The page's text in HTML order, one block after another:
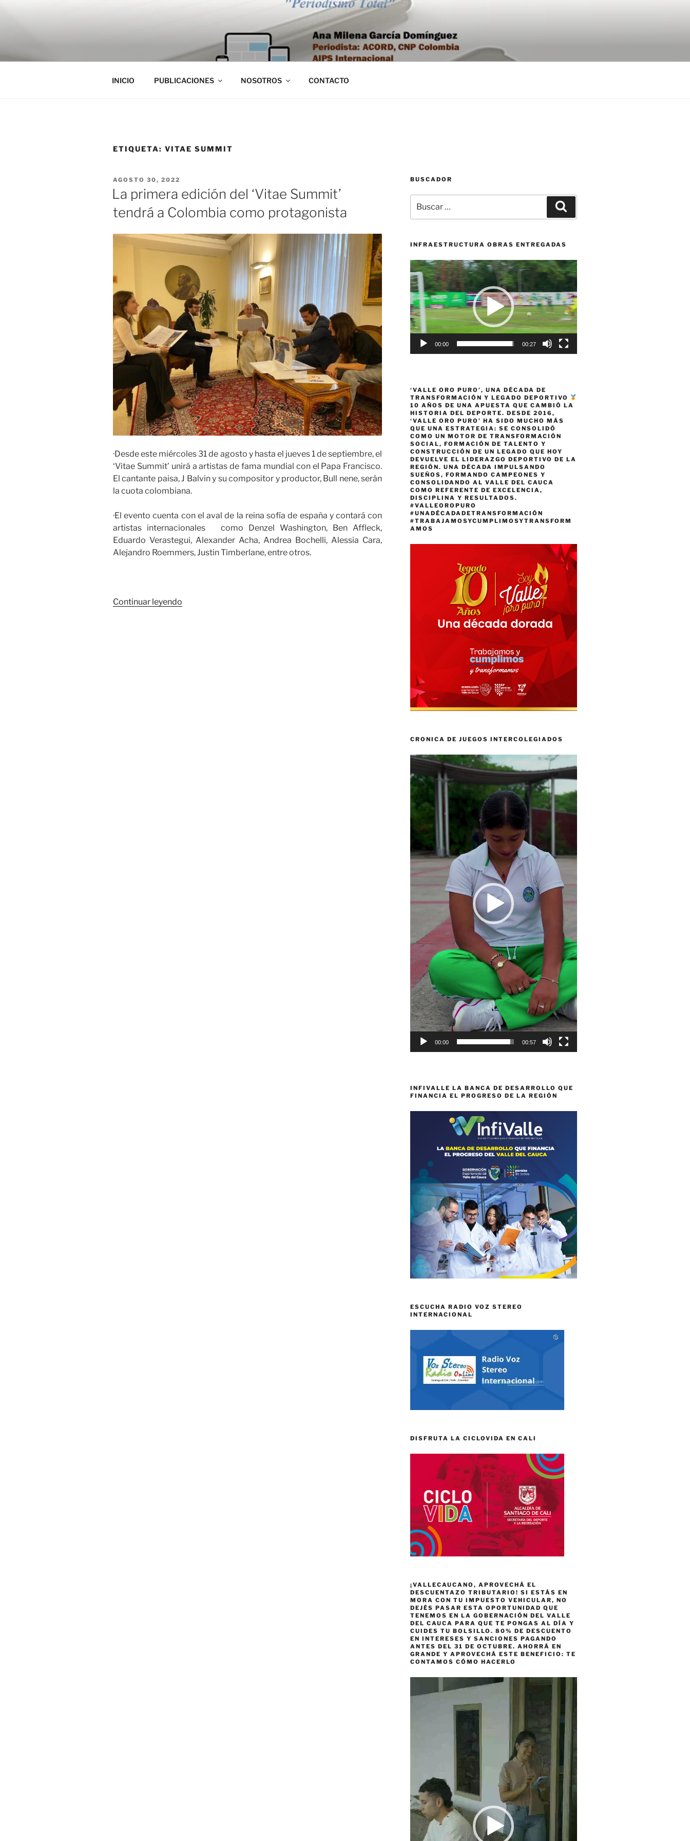
INICIO PUBLICACIONES NOSOTROS CONTACTO
ETIQUETA: VITAE SUMMIT
PUBLICADO
EL
AGOSTO 30, 2022
La primera edición del ‘Vitae Summit’
tendrá a Colombia como protagonista
·Desde este miércoles 31 de agosto y hasta el jueves 1 de septiembre, el
‘Vitae Summit’ unirá a artistas de fama mundial con el Papa Francisco.
El cantante paisa, J Balvin y su compositor y productor, Bull nene, serán
la cuota colombiana.
·El evento cuenta con el aval de la reina sofía de españa y contará con
artistas internacionales como Denzel Washington, Ben Affleck,
Eduardo Verastegui, Alexander Acha, Andrea Bochelli, Alessia Cara,
Alejandro Roemmers, Justin Timberlane, entre otros.
Continuar leyendo
BUSCADOR
por:
INFRAESTRUCTURA OBRAS ENTREGADAS
Reproductor
de
vídeo
00:00 00:27
‘VALLE ORO PURO’, UNA DÉCADA DE
TRANSFORMACIÓN Y LEGADO DEPORTIVO
10 AÑOS DE UNA APUESTA QUE CAMBIÓ LA
HISTORIA DEL DEPORTE. DESDE 2016,
‘VALLE ORO PURO’ HA SIDO MUCHO MÁS
QUE UNA ESTRATEGIA: SE CONSOLIDÓ
COMO UN MOTOR DE TRANSFORMACIÓN
SOCIAL, FORMACIÓN DE TALENTO Y
CONSTRUCCIÓN DE UN LEGADO QUE HOY
DEVUELVE EL LIDERAZGO DEPORTIVO DE LA
REGIÓN. UNA DÉCADA IMPULSANDO
SUEÑOS, FORMANDO CAMPEONES Y
CONSOLIDANDO AL VALLE DEL CAUCA
COMO REFERENTE DE EXCELENCIA,
DISCIPLINA Y RESULTADOS.
#VALLEOROPURO
#UNADÉCADADETRANSFORMACIÓN
#TRABAJAMOSYCUMPLIMOSYTRANSFORM
AMOS
CRONICA DE JUEGOS INTERCOLEGIADOS
Reproductor
vídeo
00:00 00:57
INFIVALLE LA BANCA DE DESARROLLO QUE
FINANCIA EL PROGRESO DE LA REGIÓN
ESCUCHA RADIO VOZ STEREO
INTERNACIONAL
DISFRUTA LA CICLOVIDA EN CALI
¡VALLECAUCANO, APROVECHÁ EL
DESCUENTAZO TRIBUTARIO! SI ESTÁS EN
MORA CON TU IMPUESTO VEHICULAR, NO
DEJÉS PASAR ESTA OPORTUNIDAD QUE
TENEMOS EN LA GOBERNACIÓN DEL VALLE
DEL CAUCA PARA QUE TE PONGAS AL DÍA Y
CUIDES TU BOLSILLO. 80% DE DESCUENTO
EN INTERESES Y SANCIONES PAGANDO
ANTES DEL 31 DE OCTUBRE. AHORRÁ EN
GRANDE Y APROVECHÁ ESTE BENEFICIO: TE
CONTAMOS CÓMO HACERLO
de